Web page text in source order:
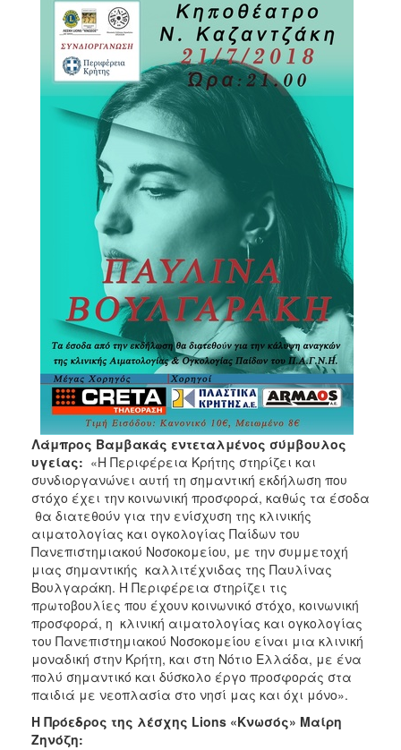
Λάμπρος Βαμβακάς εντεταλμένος σύμβουλος
υγείας: «Η Περιφέρεια Κρήτης στηρίζει και
συνδιοργανώνει αυτή τη σημαντική εκδήλωση που
στόχο έχει την κοινωνική προσφορά, καθώς τα έσοδα
θα διατεθούν για την ενίσχυση της κλινικής
αιματολογίας και ογκολογίας Παίδων του
Πανεπιστημιακού Νοσοκομείου, με την συμμετοχή
μιας σημαντικής καλλιτέχνιδας της Παυλίνας
Βουλγαράκη. Η Περιφέρεια στηρίζει τις
πρωτοβουλίες που έχουν κοινωνικό στόχο, κοινωνική
προσφορά, η κλινική αιματολογίας και ογκολογίας
του Πανεπιστημιακού Νοσοκομείου είναι μια κλινική
μοναδική στην Κρήτη, και στη Νότιο Ελλάδα, με ένα
πολύ σημαντικό και δύσκολο έργο προσφοράς στα
παιδιά με νεοπλασία στο νησί μας και όχι μόνο».
Η Πρόεδρος της λέσχης Lions «Κνωσός» Μαίρη
Ζηνόζη: